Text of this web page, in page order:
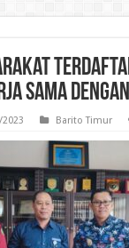
Sama Dengan
Barito Timur